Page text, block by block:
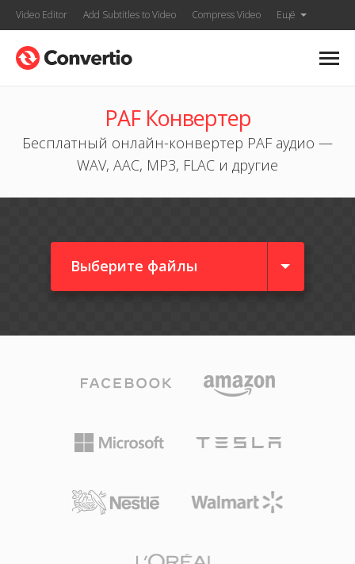
Video Editor Add Subtitles to Video Compress Video Ещё
PAF Конвертер
Бесплатный онлайн-конвертер PAF аудио —
WAV, AAC, MP3, FLAC и другие
Выберите файлы